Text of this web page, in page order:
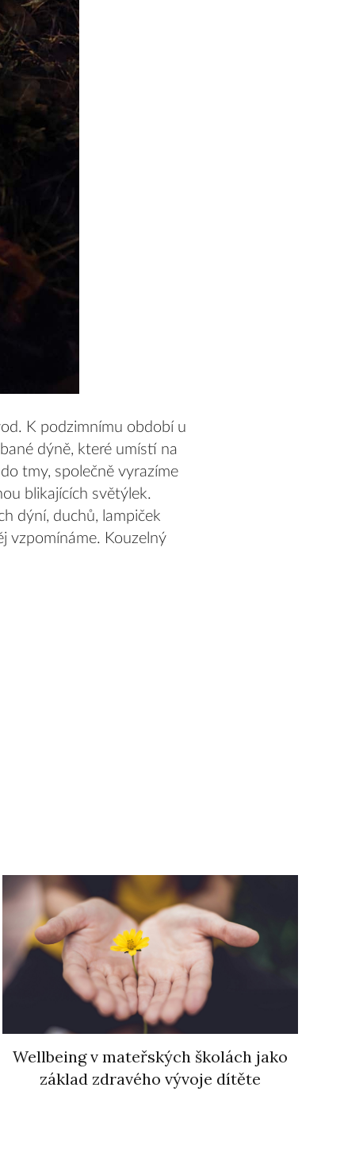
K podzimnímu období u
dýně, které umístí na
tmy, společně vyrazíme
blikajících světýlek.
dýní, duchů, lampiček
vzpomínáme. Kouzelný
Wellbeing v mateřských školách jako
základ zdravého vývoje dítěte